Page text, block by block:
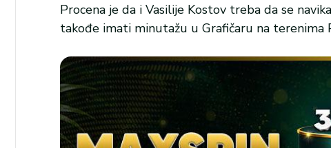
Procena je da i Vasilije Kostov treba da se
takođe imati minutažu u Grafičaru na terenima